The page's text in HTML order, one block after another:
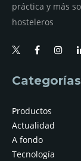
práctica y más
hosteleros
Categorías
Productos
Actualidad
A fondo
Tecnología